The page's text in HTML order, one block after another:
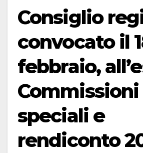
Consiglio
convocato il
febbraio,
Commissioni
speciali e
rendiconto